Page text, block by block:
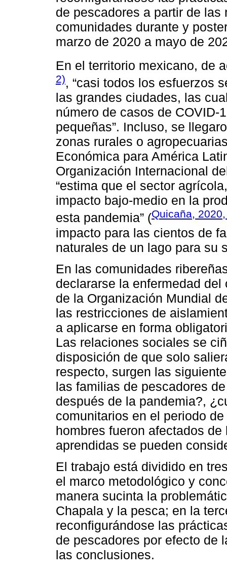
de pescadores a partir de
comunidades durante y
marzo de 2020 a mayo de
En el territorio mexicano, de
2), “casi todos los esfuerzos
las grandes ciudades, las
número de casos de COVID-
pequeñas”. Incluso, se
zonas rurales o
Económica para América
Organización Internacional
“estima que el sector
impacto bajo-medio en la
esta pandemia” (Quicaña,
impacto para las cientos de
naturales de un lago para su
En las comunidades
declararse la enfermedad
de la Organización Mundial
las restricciones de
a aplicarse en forma
Las relaciones sociales se
disposición de que solo
respecto, surgen las
las familias de pescadores
después de la pandemia?,
comunitarios en el periodo
hombres fueron afectados
aprendidas se pueden
El trabajo está dividido en
el marco metodológico y
manera sucinta la
Chapala y la pesca; en la
reconfigurándose las
de pescadores por efecto de
las conclusiones.